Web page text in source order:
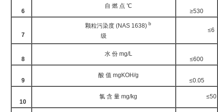
6
自 燃 点 ℃
≥530
7
颗粒污染度 (NAS 1638)b
级
≤6
8
水 份 mg/L
≤600
9
酸 值 mgKOH/g
≤0.05
10
氯 含 量 mg/kg ≤50